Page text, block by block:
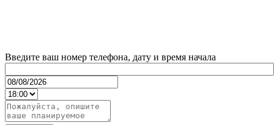
Введите ваш номер телефона, дату и время начала